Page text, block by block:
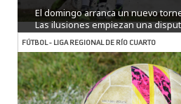
El domingo arranca un nuevo
Las ilusiones empiezan una
FÚTBOL - LIGA REGIONAL DE RÍO CUARTO